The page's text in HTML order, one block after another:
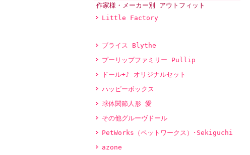
作家様・メーカー別 アウトフィット
Little Factory
ブライス Blythe
プーリップファミリー Pullip
ドール+♪ オリジナルセット
ハッピーボックス
球体関節人形 愛
その他グルーヴドール
PetWorks（ペットワークス）･Sekiguchi
azone